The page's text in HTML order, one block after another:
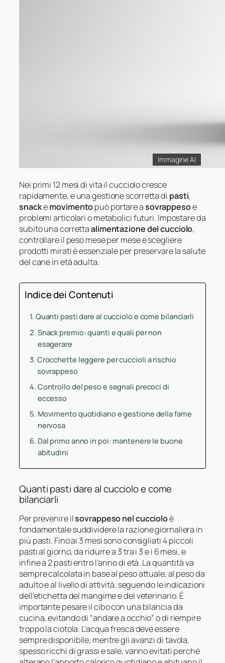
Immagine AI
Nei primi 12 mesi di vita il cucciolo cresce
rapidamente, e una gestione scorretta di pasti,
snackemovimentopuò portare asovrappesoe
problemi articolari o metabolici futuri. Impostare da
subito una correttaalimentazione del cucciolo,
controllare il peso mese per mese e scegliere
prodotti mirati è essenziale per preservare la salute
del cane in età adulta.
Indice dei Contenuti
Quanti pasti dare al cucciolo e come bilanciarli
Snack premio: quanti e quali per non
esagerare
Crocchette leggere per cuccioli a rischio
sovrappeso
Controllo del peso e segnali precoci di
eccesso
Movimento quotidiano e gestione della fame
nervosa
Dal primo anno in poi: mantenere le buone
abitudini
Quanti pasti dare al cucciolo e come
bilanciarli
Per prevenire ilsovrappeso nel cuccioloè
fondamentale suddividere la razione giornaliera in
più pasti. Fino ai 3 mesi sono consigliati 4 piccoli
pasti al giorno, da ridurre a 3 tra i 3 e i 6 mesi, e
infine a 2 pasti entro l’anno di età. La quantità va
sempre calcolata in base al peso attuale, al peso da
adulto e al livello di attività, seguendo le indicazioni
dell’etichetta del mangime e del veterinario. È
importante pesare il cibo con una bilancia da
cucina, evitando di “andare a occhio” o di riempire
troppo la ciotola. L’acqua fresca deve essere
sempre disponibile, mentre gli avanzi di tavola,
spesso ricchi di grassi e sale, vanno evitati perché